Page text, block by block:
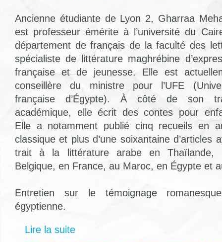
Ancienne étudiante de Lyon 2, Gharraa
est professeur émérite à l’université du
département de français de la faculté des
spécialiste de littérature maghrébine
française et de jeunesse. Elle est
conseillère du ministre pour l’UFE
française d’Égypte). À côté de son
académique, elle écrit des contes pour
Elle a notamment publié cinq recueils en
classique et plus d’une soixantaine d’articles
trait à la littérature arabe en Thaïlande,
Belgique, en France, au Maroc, en Égypte et
Entretien sur le témoignage
égyptienne.
Lire la suite